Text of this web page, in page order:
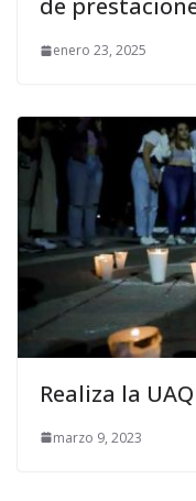
de
enero 23, 2025
Realiza la
marzo 9, 2023